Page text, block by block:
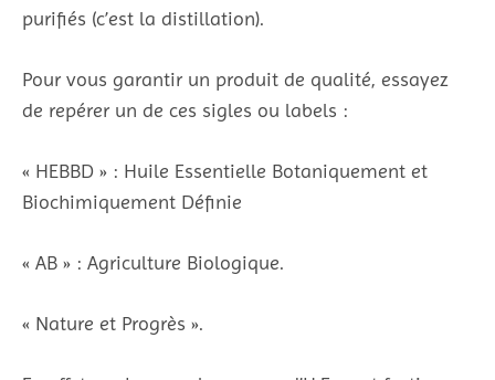
purifiés (c’est la distillation).
Pour vous garantir un produit de qualité, essayez
de repérer un de ces sigles ou labels :
« HEBBD » : Huile Essentielle Botaniquement et
Biochimiquement Définie
« AB » : Agriculture Biologique.
« Nature et Progrès ».